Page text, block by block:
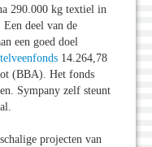
290.000 kg textiel in
Een deel van de
een goed doel
14.264,78
(BBA). Het fonds
Sympany zelf steunt
projecten van